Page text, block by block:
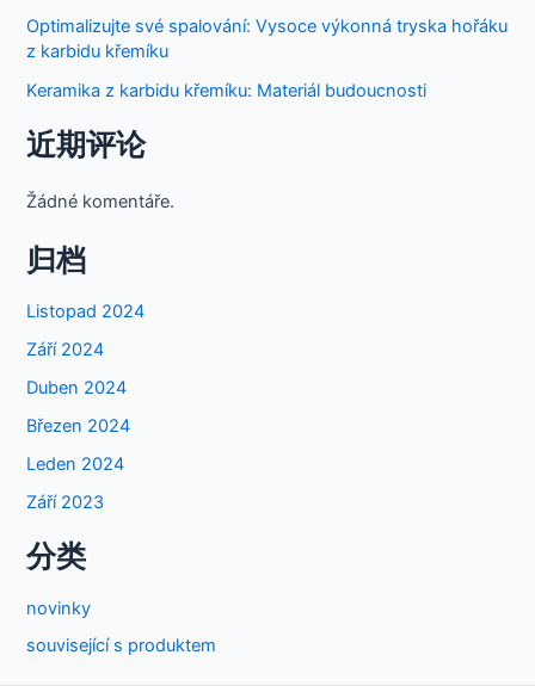
Optimalizujte své spalování: Vysoce výkonná tryska hořáku
z karbidu křemíku
Keramika z karbidu křemíku: Materiál budoucnosti
近期评论
Žádné komentáře.
归档
Listopad 2024
Září 2024
Duben 2024
Březen 2024
Leden 2024
Září 2023
分类
novinky
související s produktem